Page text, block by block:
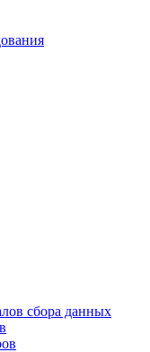
сбора данных